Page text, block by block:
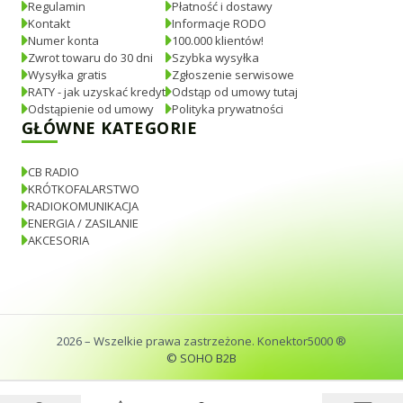
Regulamin
Kontakt
Numer konta
Zwrot towaru do 30 dni
Wysyłka gratis
RATY - jak uzyskać kredyt
Odstąpienie od umowy
Płatność i dostawy
Informacje RODO
100.000 klientów!
Szybka wysyłka
Zgłoszenie serwisowe
Odstąp od umowy tutaj
Polityka prywatności
GŁÓWNE KATEGORIE
CB RADIO
KRÓTKOFALARSTWO
RADIOKOMUNIKACJA
ENERGIA / ZASILANIE
AKCESORIA
2026– Wszelkie prawa zastrzeżone. Konektor5000 ®
© SOHO B2B